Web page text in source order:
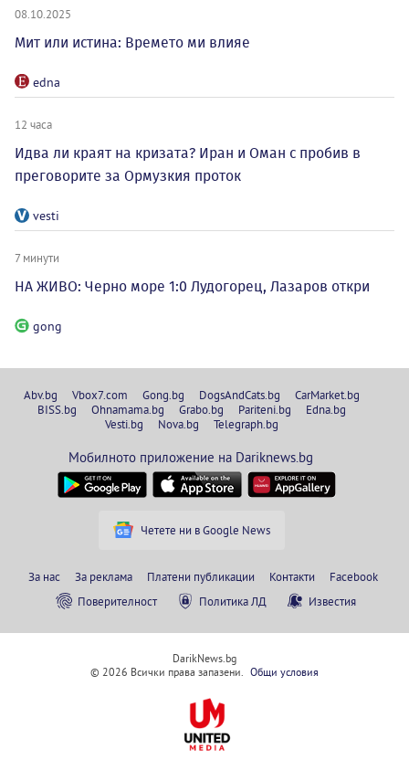
08.10.2025
Мит или истина: Времето ми влияе
edna
12 часа
Идва ли краят на кризата? Иран и Оман с пробив в
преговорите за Ормузкия проток
vesti
7 минути
НА ЖИВО: Черно море 1:0 Лудогорец, Лазаров откри
gong
Abv.bg Vbox7.com Gong.bg DogsAndCats.bg
CarMarket.bg
BISS.bg
Ohnamama.bg Grabo.bg Pariteni.bg
Edna.bg
Vesti.bg
Nova.bg Telegraph.bg
Мобилното приложение на Dariknews.bg
Четете ни в Google News
За нас За реклама Платени публикации Контакти
Facebook
Поверителност
Политика ЛД Известия
DarikNews.bg
© 2026 Всички права запазени.
Общи условия